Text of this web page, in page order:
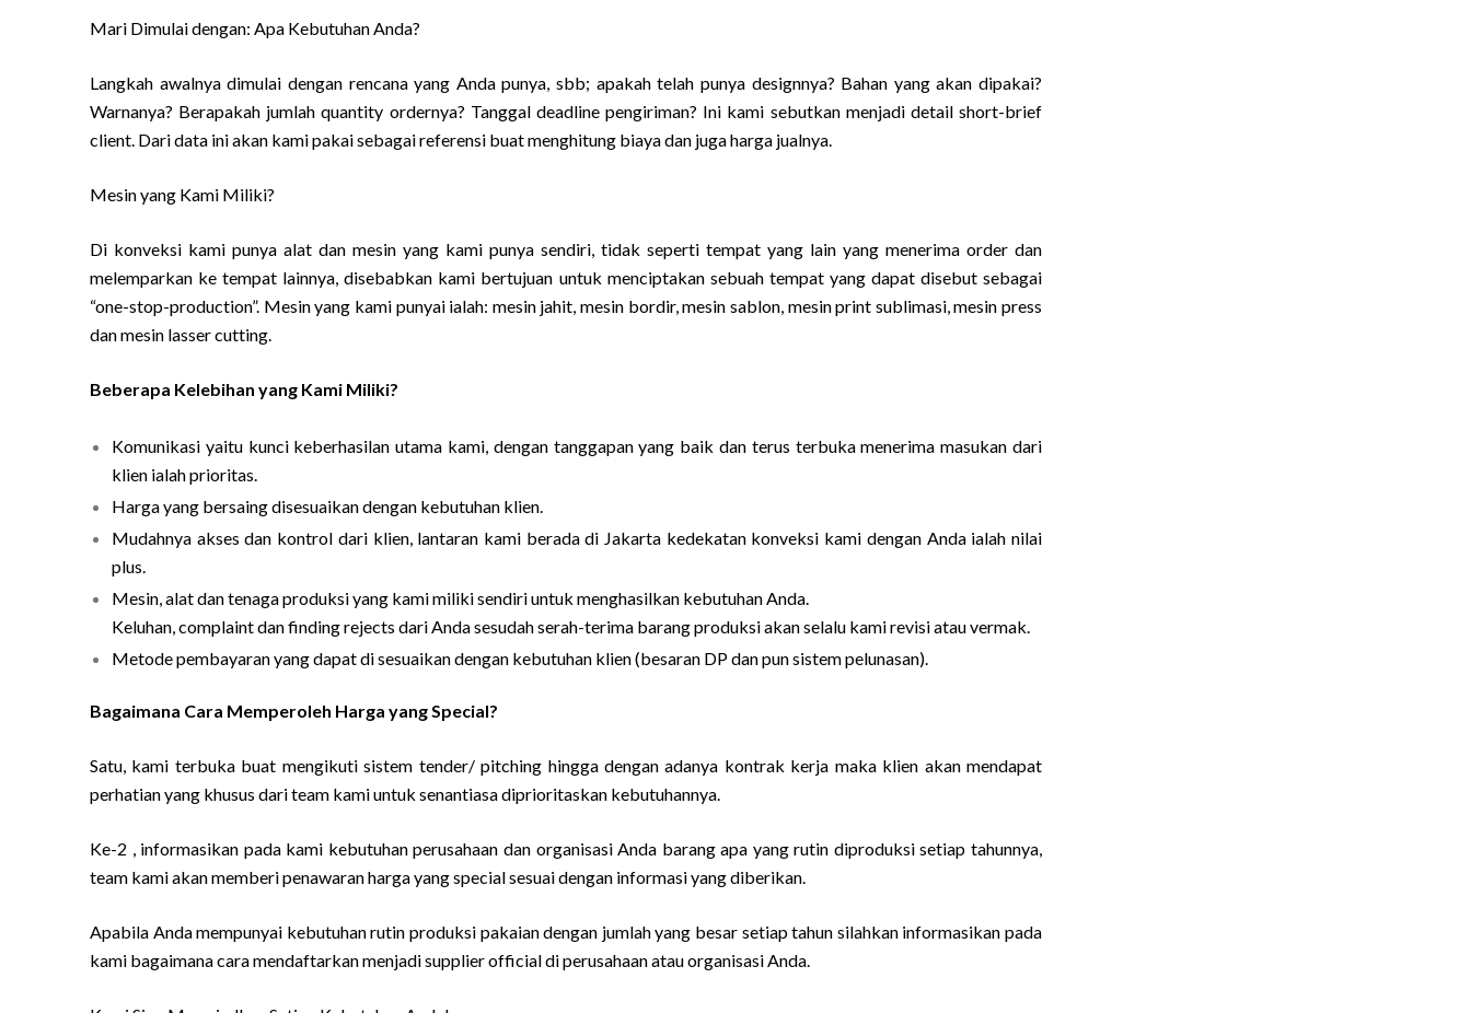
Mari Dimulai dengan: Apa Kebutuhan Anda?
Langkah awalnya dimulai dengan rencana yang Anda punya, sbb; apakah telah punya designnya? Bahan yang akan dipakai?
Warnanya? Berapakah jumlah quantity ordernya? Tanggal deadline pengiriman? Ini kami sebutkan menjadi detail short-brief
client. Dari data ini akan kami pakai sebagai referensi buat menghitung biaya dan juga harga jualnya.
Mesin yang Kami Miliki?
Di konveksi kami punya alat dan mesin yang kami punya sendiri, tidak seperti tempat yang lain yang menerima order dan
melemparkan ke tempat lainnya, disebabkan kami bertujuan untuk menciptakan sebuah tempat yang dapat disebut sebagai
“one-stop-production”. Mesin yang kami punyai ialah: mesin jahit, mesin bordir, mesin sablon, mesin print sublimasi, mesin press
dan mesin lasser cutting.
Beberapa Kelebihan yang Kami Miliki?
Komunikasi yaitu kunci keberhasilan utama kami, dengan tanggapan yang baik dan terus terbuka menerima masukan dari
klien ialah prioritas.
Harga yang bersaing disesuaikan dengan kebutuhan klien.
Mudahnya akses dan kontrol dari klien, lantaran kami berada di Jakarta kedekatan konveksi kami dengan Anda ialah nilai
plus.
Mesin, alat dan tenaga produksi yang kami miliki sendiri untuk menghasilkan kebutuhan Anda.
Keluhan, complaint dan finding rejects dari Anda sesudah serah-terima barang produksi akan selalu kami revisi atau vermak.
Metode pembayaran yang dapat di sesuaikan dengan kebutuhan klien (besaran DP dan pun sistem pelunasan).
Bagaimana Cara Memperoleh Harga yang Special?
Satu, kami terbuka buat mengikuti sistem tender/ pitching hingga dengan adanya kontrak kerja maka klien akan mendapat
perhatian yang khusus dari team kami untuk senantiasa diprioritaskan kebutuhannya.
Ke-2 , informasikan pada kami kebutuhan perusahaan dan organisasi Anda barang apa yang rutin diproduksi setiap tahunnya,
team kami akan memberi penawaran harga yang special sesuai dengan informasi yang diberikan.
Apabila Anda mempunyai kebutuhan rutin produksi pakaian dengan jumlah yang besar setiap tahun silahkan informasikan pada
kami bagaimana cara mendaftarkan menjadi supplier official di perusahaan atau organisasi Anda.